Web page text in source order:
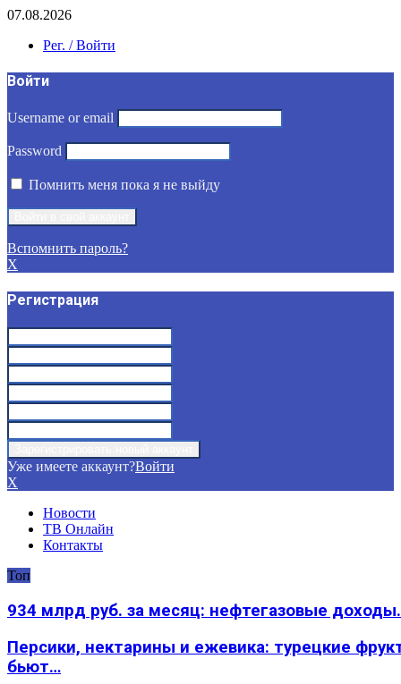
07.08.2026
Рег. / Войти
Войти
Username or email
Password
Помнить меня пока я не выйду
Вспомнить пароль?
X
Регистрация
Уже имеете аккаунт?Войти
X
Новости
ТВ Онлайн
Контакты
Топ
934 млрд руб. за месяц: нефтегазовые
Персики, нектарины и ежевика: турецкие
бьют…